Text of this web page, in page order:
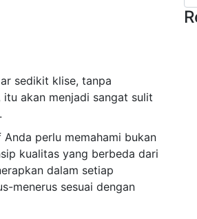
sedikit klise, tanpa
akan menjadi sangat sulit
perlu memahami bukan
kualitas yang berbeda dari
dalam setiap
menerus sesuai dengan